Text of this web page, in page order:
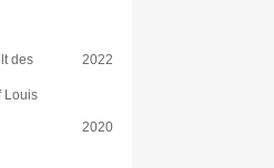
des
Louis
2022
2020